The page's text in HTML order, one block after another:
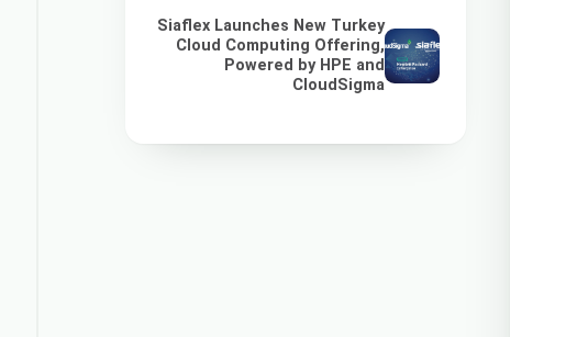
Siaflex Launches New Turkey
Cloud Computing Offering,
Powered by HPE and
CloudSigma